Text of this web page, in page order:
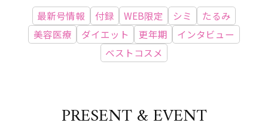
最新号情報 付録 WEB限定 シミ
たるみ
美容医療
ダイエット 更年期
インタビュー
ベストコスメ
PRESENT & EVENT